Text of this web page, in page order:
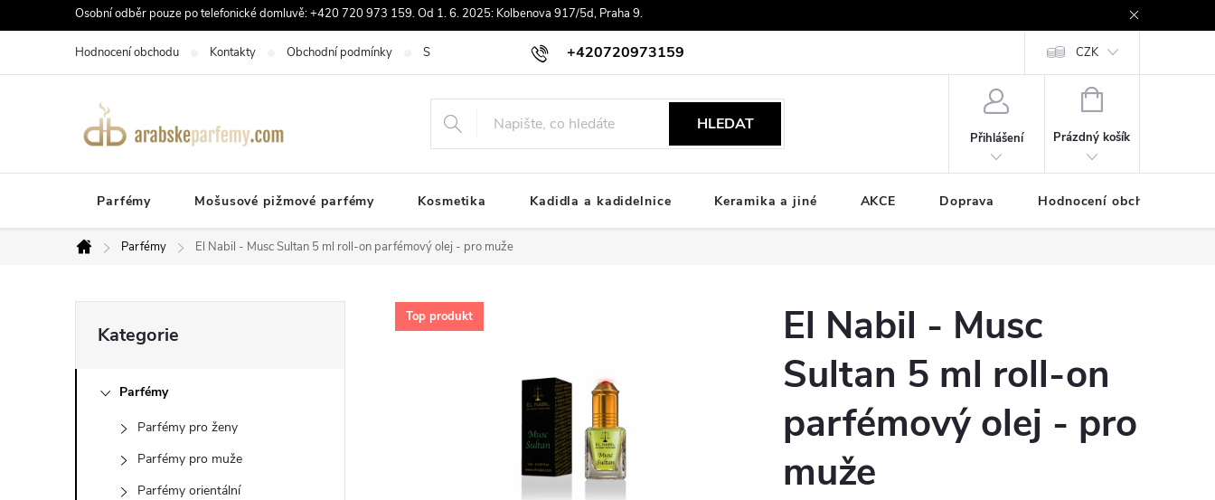
na
Osobní odběr pouze po telefonické domluvě: +420 720 973 159. Od 1. 6. 2025: Kolbenova 917/5d, Praha 9.
+420720973159
Hodnocení obchodu Kontakty Obchodní podmínky Souhlas se zpracováním osobních údajů Doprava Vrácení zboží a reklamace
CZK
HLEDAT
Přihlášení
NÁKUPNÍ
Prázdný košík
Parfémy Mošusové pižmové parfémy Kosmetika Kadidla a kadidelnice Keramika a jiné AKCE Doprava Hodnocení obchodu
Domů
Parfémy El Nabil - Musc Sultan 5 ml roll-on parfémový olej - pro muže
o
kategorie
Kategorie
Parfémy
Parfémy pro ženy
Parfémy pro muže
Parfémy orientální
Top produkt
El Nabil - Musc
Sultan 5 ml roll-on
parfémový olej - pro
muže